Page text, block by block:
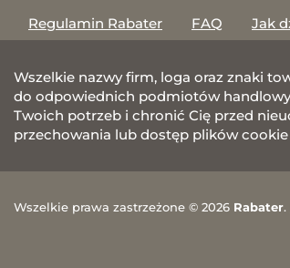
Regulamin Rabater
FAQ Jak
Wszelkie nazwy firm, loga oraz znaki
do odpowiednich podmiotów
Twoich potrzeb i chronić Cię przed
przechowania lub dostęp plików
Wszelkie prawa zastrzeżone © 2026 Rabater.